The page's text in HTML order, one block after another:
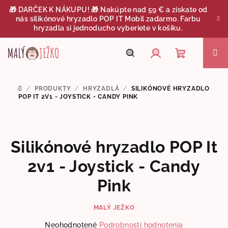
Prejsť
🎁 DARČEK K NÁKUPU! 🎁 Nakúpte nad 59 € a získate od
nás silikónové hryzadlo POP IT Mobil zadarmo. Farbu
hryzadla si jednoducho vyberiete v košíku.
Nákupný
DOMOV
/ PRODUKTY / HRYZADLÁ /
SILIKÓNOVÉ HRYZADLO
POP IT 2V1 - JOYSTICK - CANDY PINK
Silikónové hryzadlo POP It
2v1 - Joystick - Candy
Pink
MALÝ JEŽKO
Priemerné
Neohodnotené Podrobnosti hodnotenia